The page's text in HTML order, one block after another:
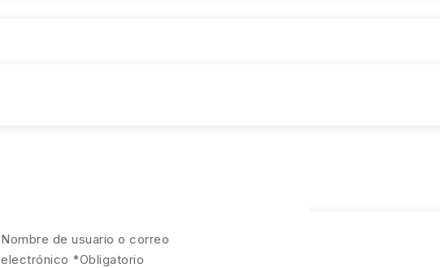
Nombre de usuario o correo
electrónico *Obligatorio